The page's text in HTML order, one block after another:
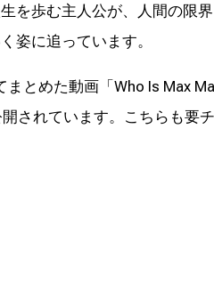
を歩む主人公が、人間の限
姿に追っています。
とめた動画「Who Is Max
されています。こちらも要